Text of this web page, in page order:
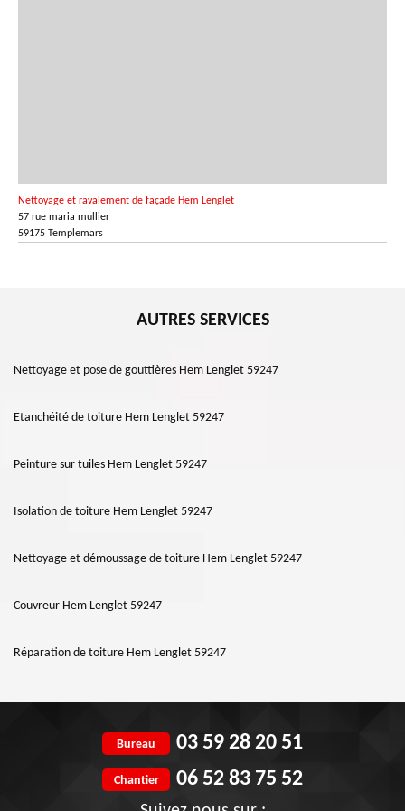
Nettoyage et ravalement de façade Hem Lenglet
57 rue maria mullier
59175 Templemars
AUTRES SERVICES
Nettoyage et pose de gouttières Hem Lenglet 59247
Etanchéité de toiture Hem Lenglet 59247
Peinture sur tuiles Hem Lenglet 59247
Isolation de toiture Hem Lenglet 59247
Nettoyage et démoussage de toiture Hem Lenglet 59247
Couvreur Hem Lenglet 59247
Réparation de toiture Hem Lenglet 59247
Bureau 03 59 28 20 51
Chantier 06 52 83 75 52